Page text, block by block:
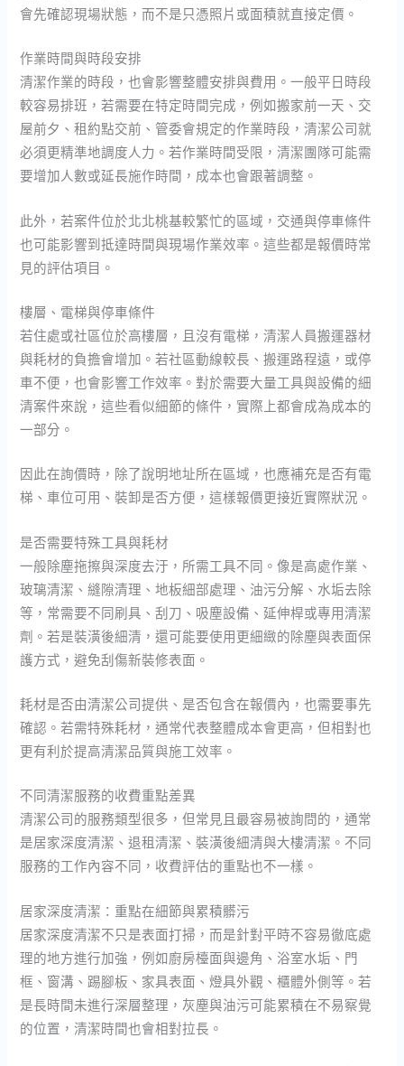
會先確認現場狀態，而不是只憑照片或面積就直接定價。
作業時間與時段安排
清潔作業的時段，也會影響整體安排與費用。一般平日時段
較容易排班，若需要在特定時間完成，例如搬家前一天、交
屋前夕、租約點交前、管委會規定的作業時段，清潔公司就
必須更精準地調度人力。若作業時間受限，清潔團隊可能需
要增加人數或延長施作時間，成本也會跟著調整。
此外，若案件位於北北桃基較繁忙的區域，交通與停車條件
也可能影響到抵達時間與現場作業效率。這些都是報價時常
見的評估項目。
樓層、電梯與停車條件
若住處或社區位於高樓層，且沒有電梯，清潔人員搬運器材
與耗材的負擔會增加。若社區動線較長、搬運路程遠，或停
車不便，也會影響工作效率。對於需要大量工具與設備的細
清案件來說，這些看似細節的條件，實際上都會成為成本的
一部分。
因此在詢價時，除了說明地址所在區域，也應補充是否有電
梯、車位可用、裝卸是否方便，這樣報價更接近實際狀況。
是否需要特殊工具與耗材
一般除塵拖擦與深度去汙，所需工具不同。像是高處作業、
玻璃清潔、縫隙清理、地板細部處理、油污分解、水垢去除
等，常需要不同刷具、刮刀、吸塵設備、延伸桿或專用清潔
劑。若是裝潢後細清，還可能要使用更細緻的除塵與表面保
護方式，避免刮傷新裝修表面。
耗材是否由清潔公司提供、是否包含在報價內，也需要事先
確認。若需特殊耗材，通常代表整體成本會更高，但相對也
更有利於提高清潔品質與施工效率。
不同清潔服務的收費重點差異
清潔公司的服務類型很多，但常見且最容易被詢問的，通常
是居家深度清潔、退租清潔、裝潢後細清與大樓清潔。不同
服務的工作內容不同，收費評估的重點也不一樣。
居家深度清潔：重點在細節與累積髒污
居家深度清潔不只是表面打掃，而是針對平時不容易徹底處
理的地方進行加強，例如廚房檯面與邊角、浴室水垢、門
框、窗溝、踢腳板、家具表面、燈具外觀、櫃體外側等。若
是長時間未進行深層整理，灰塵與油污可能累積在不易察覺
的位置，清潔時間也會相對拉長。